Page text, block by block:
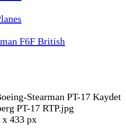
Stearman PT-17 Kaydet
PT-17 RTP.jpg
x 433 px